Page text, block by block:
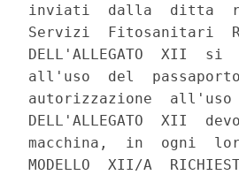
inviati  dalla  ditta
Servizi  Fitosanitari
DELL'ALLEGATO  XII
all'uso  del
autorizzazione  all'uso
DELL'ALLEGATO  XII
macchina,  in  ogni
MODELLO  XII/A